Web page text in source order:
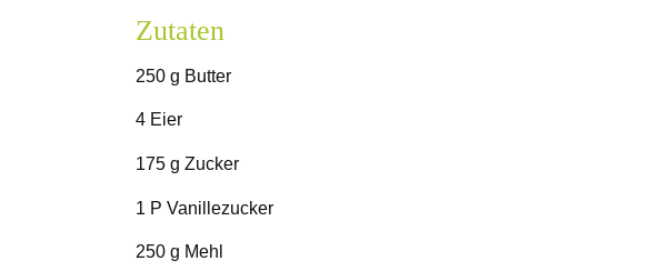
Zutaten
250 g Butter
4 Eier
175 g Zucker
1 P Vanillezucker
250 g Mehl